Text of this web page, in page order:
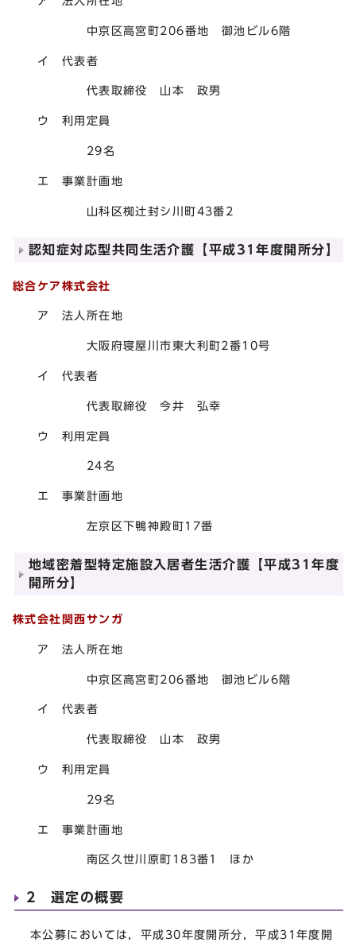
中京区高宮町206番地 御池ビル6階
イ 代表者
代表取締役 山本 政男
ウ 利用定員
29名
エ 事業計画地
山科区椥辻封シ川町43番2
認知症対応型共同生活介護【平成31年度開所分】
総合ケア株式会社
ア 法人所在地
大阪府寝屋川市東大利町2番10号
イ 代表者
代表取締役 今井 弘幸
ウ 利用定員
24名
エ 事業計画地
左京区下鴨神殿町17番
地域密着型特定施設入居者生活介護【平成31年度
開所分】
株式会社関西サンガ
ア 法人所在地
中京区高宮町206番地 御池ビル6階
イ 代表者
代表取締役 山本 政男
ウ 利用定員
29名
エ 事業計画地
南区久世川原町183番1 ほか
2 選定の概要
本公募においては，平成30年度開所分，平成31年度開